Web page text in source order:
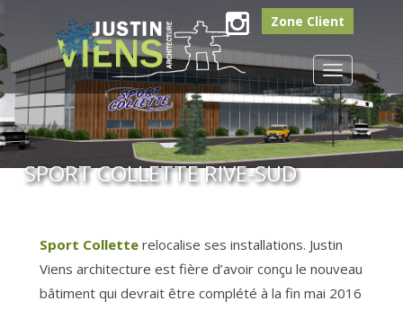
Zone Client
Toggle
navigation
SPORT COLLETTE RIVE-SUD
Sport Collette relocalise ses installations. Justin
Viens architecture est fière d’avoir conçu le nouveau
bâtiment qui devrait être complété à la fin mai 2016